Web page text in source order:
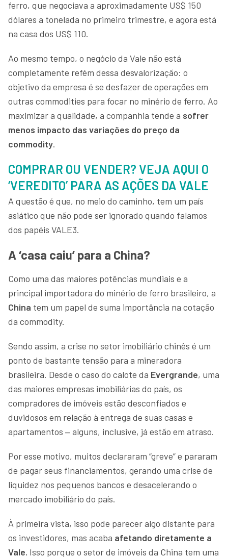
ferro, que negociava a aproximadamente US$ 150
dólares a tonelada no primeiro trimestre, e agora está
na casa dos US$ 110.
Ao mesmo tempo, o negócio da Vale não está
completamente refém dessa desvalorização: o
objetivo da empresa é se desfazer de operações em
outras commodities para focar no minério de ferro. Ao
maximizar a qualidade, a companhia tende a sofrer
menos impacto das variações do preço da
commodity.
COMPRAR OU VENDER? VEJA AQUI O
‘VEREDITO’ PARA AS AÇÕES DA VALE
A questão é que, no meio do caminho, tem um país
asiático que não pode ser ignorado quando falamos
dos papéis VALE3.
A ‘casa caiu’ para a China?
Como uma das maiores potências mundiais e a
principal importadora do minério de ferro brasileiro, a
China tem um papel de suma importância na cotação
da commodity.
Sendo assim, a crise no setor imobiliário chinês é um
ponto de bastante tensão para a mineradora
brasileira. Desde o caso do calote da Evergrande, uma
das maiores empresas imobiliárias do país, os
compradores de imóveis estão desconfiados e
duvidosos em relação à entrega de suas casas e
apartamentos ‒ alguns, inclusive, já estão em atraso.
Por esse motivo, muitos declararam “greve” e pararam
de pagar seus financiamentos, gerando uma crise de
liquidez nos pequenos bancos e desacelerando o
mercado imobiliário do país.
À primeira vista, isso pode parecer algo distante para
os investidores, mas acaba afetando diretamente a
Vale. Isso porque o setor de imóveis da China tem uma